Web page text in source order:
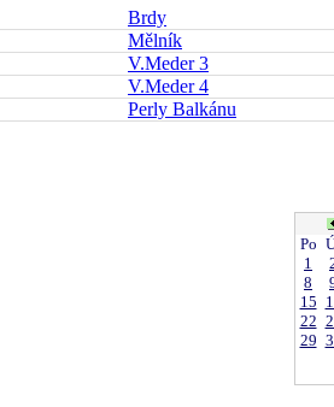
Brdy
Mělník
V.Meder 3
V.Meder 4
Perly Balkánu
Po
1
8
15
22
29